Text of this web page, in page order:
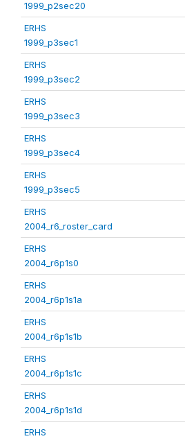
1999_p2sec20
ERHS
1999_p3sec1
ERHS
1999_p3sec2
ERHS
1999_p3sec3
ERHS
1999_p3sec4
ERHS
1999_p3sec5
ERHS
2004_r6_roster_card
ERHS
2004_r6p1s0
ERHS
2004_r6p1s1a
ERHS
2004_r6p1s1b
ERHS
2004_r6p1s1c
ERHS
2004_r6p1s1d
ERHS